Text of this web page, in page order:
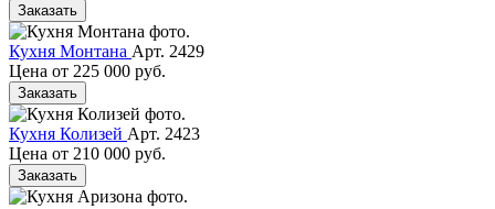
Заказать
Кухня Монтана Арт. 2429
Цена от 225 000 руб.
Заказать
Кухня Колизей Арт. 2423
Цена от 210 000 руб.
Заказать